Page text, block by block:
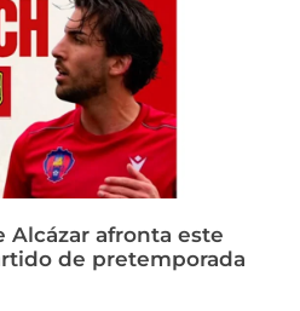
Alcázar afronta este
de pretemporada